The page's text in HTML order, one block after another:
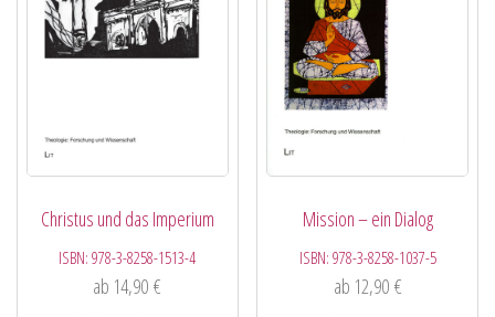
Christus und das Imperium
ISBN:978-3-8258-1513-4
ab 14,90€
Mission – ein Dialog
ISBN: 978-3-8258-1037-5
ab 12,90 €